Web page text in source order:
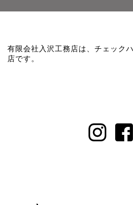
有限会社入沢工務店は、チェック
店です。